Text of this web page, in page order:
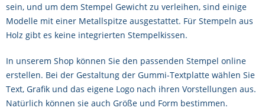
sein, und um dem Stempel Gewicht zu verleihen, sind einige
Modelle mit einer Metallspitze ausgestattet. Für Stempeln aus
Holz gibt es keine integrierten Stempelkissen.
In unserem Shop können Sie den passenden Stempel online
erstellen. Bei der Gestaltung der Gummi-Textplatte wählen Sie
Text, Grafik und das eigene Logo nach ihren Vorstellungen aus.
Natürlich können sie auch Größe und Form bestimmen.